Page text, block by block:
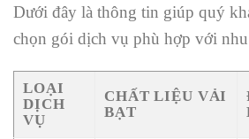
Dưới đây là thông tin giúp quý
chọn gói dịch vụ phù hợp với nhu
LOẠI
DỊCH
VỤ
CHẤT LIỆU VẢI
BẠT